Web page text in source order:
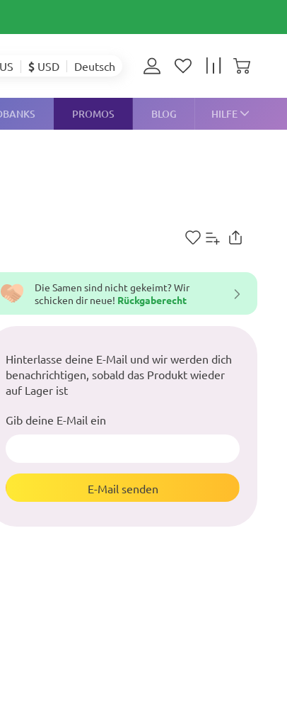
US $ USD Deutsch
PROMOS BLOG HILFE
Die Samen sind nicht gekeimt? Wir
schicken dir neue! Rückgaberecht
Hinterlasse deine E-Mail und wir werden dich
benachrichtigen, sobald das Produkt wieder
auf Lager ist
Gib deine E-Mail ein
E-Mail senden